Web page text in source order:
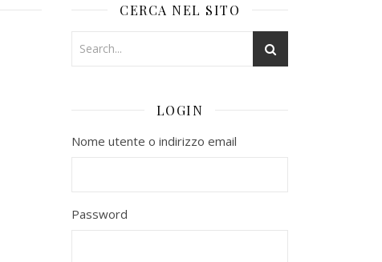
CERCA NEL SITO
LOGIN
Nome utente o indirizzo email
Password